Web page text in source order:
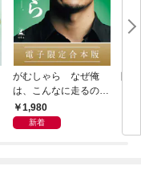
がむしゃら なぜ俺
は、こんなに走るのか
——。【電子限定合本
版】
1,980
新着